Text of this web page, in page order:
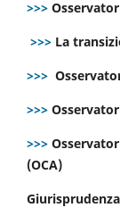
>>>
>>> La
>>>
>>>
>>>
(OCA)